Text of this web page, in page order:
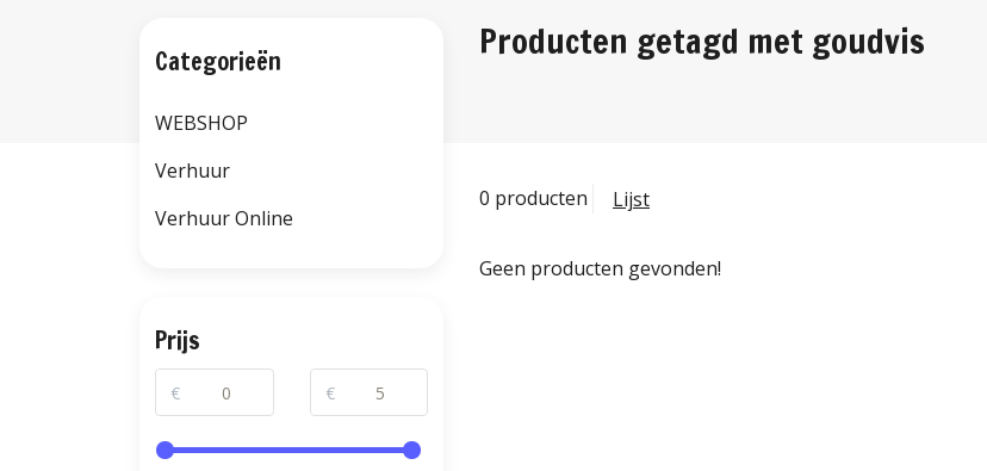
Producten getagd met goudvis
0 producten Lijst
Geen producten gevonden!
Categorieën
WEBSHOP
Verhuur
Verhuur Online
Prijs
€ €